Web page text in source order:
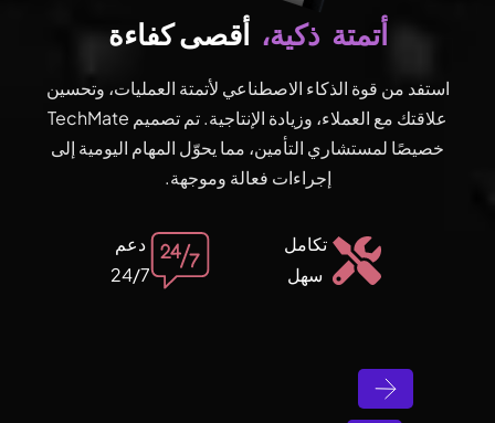
أتمتة ذكية، أقصى كفاءة
استفد من قوة الذكاء الاصطناعي لأتمتة العمليات، وتحسين
علاقتك مع العملاء، وزيادة الإنتاجية. تم تصميم TechMate
خصيصًا لمستشاري التأمين، مما يحوّل المهام اليومية إلى
إجراءات فعالة وموجهة.
تكامل
سهل
دعم
24/7